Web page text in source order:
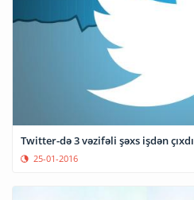
Twitter-də 3 vəzifəli şəxs işdən çıxdı
25-01-2016